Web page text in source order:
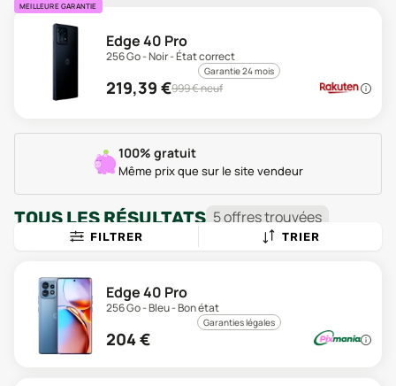
MEILLEURE GARANTIE
Edge 40 Pro
256 Go - Noir - État correct
Garantie 24 mois
219,39 €999€ neuf
100% gratuit
Même prix que sur le site vendeur
TOUS LES RÉSULTATS 5offrestrouvées
FILTRER TRIER
Edge 40 Pro
256 Go - Bleu - Bon état
Garanties légales
204€